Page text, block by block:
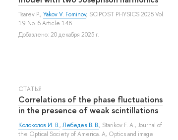
Tsarev P., Yakov V. Fominov, SCIPOST PHYSICS 2025 Vol.
19 No. 6 Article 148
Добавлено: 20 декабря 2025 г.
СТАТЬЯ
Correlations of the phase fluctuations
in the presence of weak scintillations
Колоколов И. В.,Лебедев В. В., Starikov F. A., Journal of
the Optical Society of America. A, Optics and image